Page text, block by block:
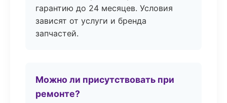
гарантию до 24 месяцев. Условия
зависят от услуги и бренда
запчастей.
Можно ли присутствовать при
ремонте?